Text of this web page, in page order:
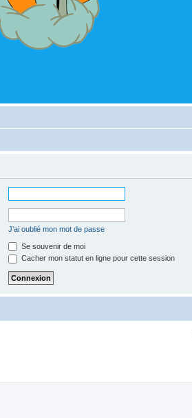
J’ai oublié mon mot de passe
Se souvenir de moi
Cacher mon statut en ligne pour cette session